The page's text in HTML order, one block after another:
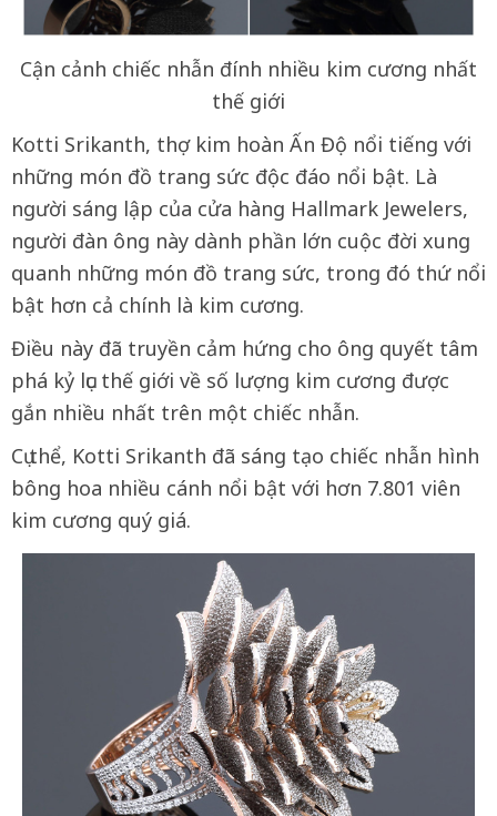
Cận cảnh chiếc nhẫn đính nhiều kim cương nhất
thế giới
Kotti Srikanth, thợ kim hoàn Ấn Độ nổi tiếng với
những món đồ trang sức độc đáo nổi bật. Là
người sáng lập của cửa hàng Hallmark Jewelers,
người đàn ông này dành phần lớn cuộc đời xung
quanh những món đồ trang sức, trong đó thứ nổi
bật hơn cả chính là kim cương.
Điều này đã truyền cảm hứng cho ông quyết tâm
phá kỷ lục thế giới về số lượng kim cương được
gắn nhiều nhất trên một chiếc nhẫn.
Cụ thể, Kotti Srikanth đã sáng tạo chiếc nhẫn hình
bông hoa nhiều cánh nổi bật với hơn 7.801 viên
kim cương quý giá.